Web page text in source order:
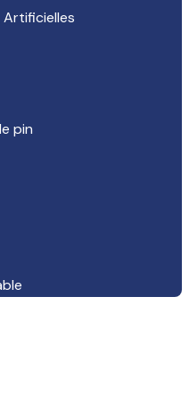
Artificielles
pin